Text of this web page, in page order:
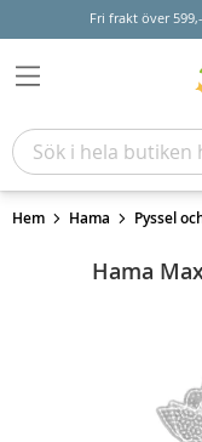
Fri frakt över
Hem Hama Pyssel
Hama